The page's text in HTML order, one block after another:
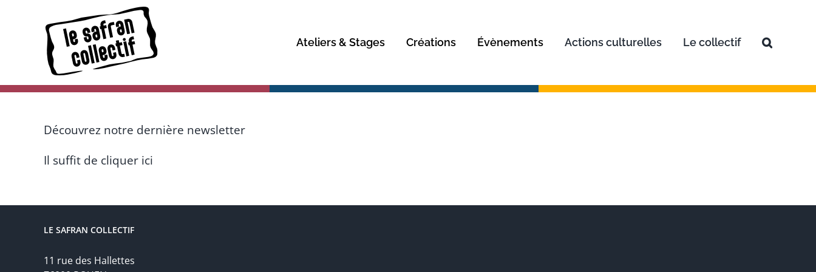
Ateliers & Stages Créations Évènements Actions culturelles Le collectif
Découvrez notre dernière newsletter
Il suffit de cliquer ici
LE SAFRAN COLLECTIF
11 rue des Hallettes